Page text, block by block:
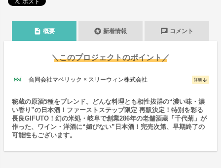
description 概要 stars 新着情報 chat コメント
＼このプロジェクトのポイント／
合同会社マベリック × スリーウィン株式会社 詳細 arrow_downward
秘蔵の原酒5種をブレンド。どんな料理とも相性抜群の“濃い味・濃
い香り”の日本酒！ファーストステップ限定 再販決定！特別を彩る
長良GIFUTO！幻の米処・岐阜で創業286年の老舗酒蔵「千代菊」が
作った、ワイン・洋酒に“媚びない”日本酒！完売次第、早期終了の
可能性もございます。